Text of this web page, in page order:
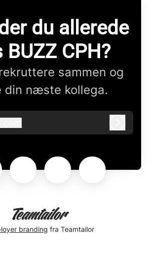
du allerede
BUZZ CPH?
sammen og
din næste kollega.
branding fra Teamtailor